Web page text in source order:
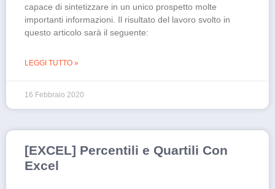
capace di sintetizzare in un unico prospetto molte
importanti informazioni. Il risultato del lavoro svolto in
questo articolo sarà il seguente:
LEGGI TUTTO »
16 Febbraio 2020
[EXCEL] Percentili e Quartili Con
Excel